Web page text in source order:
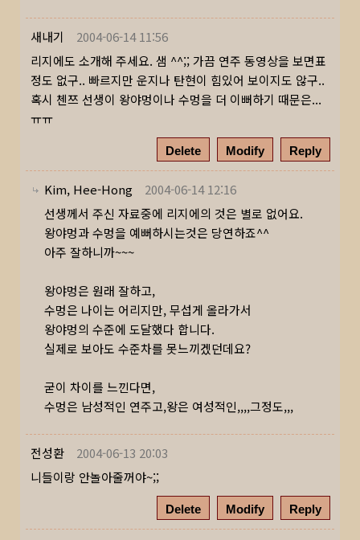
새내기
2004-06-14 11:56
리지에도 소개해 주세요. 샘 ^^;; 가끔 연주 동영상을 보면표
정도 없구.. 빠르지만 운지나 탄현이 힘있어 보이지도 않구..
혹시 첸쯔 선생이 왕야멍이나 수멍을 더 이뻐하기 때문은...
ㅠㅠ
Delete Modify Reply
Kim, Hee-Hong
2004-06-14 12:16
선생께서 주신 자료중에 리지에의 것은 별로 없어요.
왕야멍과 수멍을 예뻐하시는것은 당연하죠^^
아주 잘하니까~~~
왕야멍은 원래 잘하고,
수멍은 나이는 어리지만, 무섭게 올라가서
왕야멍의 수준에 도달했다 합니다.
실제로 보아도 수준차를 못느끼겠던데요?
굳이 차이를 느낀다면,
수멍은 남성적인 연주고,왕은 여성적인,,,,그정도,,,
전성환
2004-06-13 20:03
니들이랑 안놀아줄꺼야~;;
Delete Modify Reply